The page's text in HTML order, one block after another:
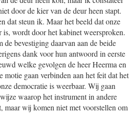
door de kier van de deur heen stapt.
dat steun ik. Maar het beeld dat onze
is, wordt door het kabinet weersproken.
de bevestiging daarvan aan de beide
dank voor hun antwoord in eerste
welke gevolgen de heer Heerma en
motie gaan verbinden aan het feit dat het
democratie is weerbaar. Wij gaan
waarop het instrument in andere
maar wij komen niet met voorstellen om